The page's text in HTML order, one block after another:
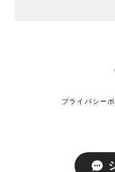
プライバシー
©